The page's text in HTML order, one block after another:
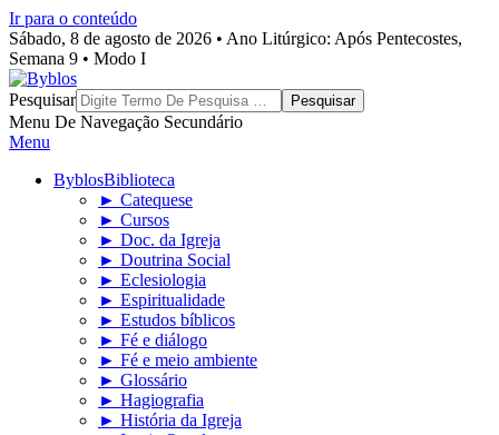
Ir para o conteúdo
Sábado, 8 de agosto de 2026 • Ano Litúrgico: Após Pentecostes,
Semana 9 • Modo I
Byblos
Pesquisar
Menu De Navegação Secundário
Menu
ByblosBiblioteca
► Catequese
► Cursos
► Doc. da Igreja
► Doutrina Social
► Eclesiologia
► Espiritualidade
► Estudos bíblicos
► Fé e diálogo
► Fé e meio ambiente
► Glossário
► Hagiografia
► História da Igreja